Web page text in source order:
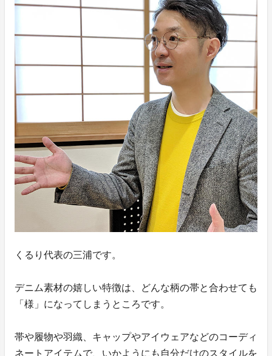
くるり代表の三浦です。
デニム素材の嬉しい特徴は、どんな柄の帯と合わせても
「様」になってしまうところです。
帯や履物や羽織、キャップやアイウェアなどのコーディ
ネートアイテムで、いかようにも自分だけのスタイルを